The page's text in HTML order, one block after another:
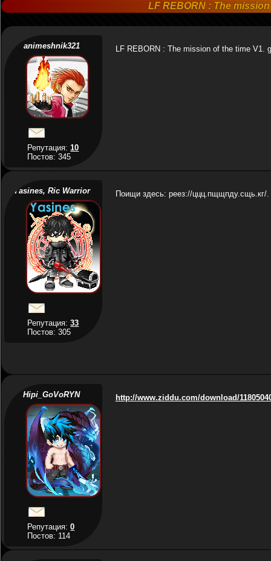
LF REBORN : The
animeshnik321
Репутация:10
Постов: 345
LF REBORN : The mission of the time V1.
Yasines, Ric Warrior
Репутация:33
Постов: 305
Поищи здесь: реез://ццц.пщщпду.сщь.кг/.
Hipi_GoVoRYN
Репутация:0
Постов: 114
http://www.ziddu.com/download/